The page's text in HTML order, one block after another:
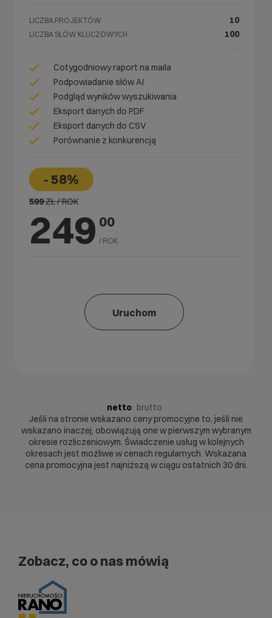
LICZBA PROJEKTÓW 10
LICZBA SŁÓW KLUCZOWYCH 100
Cotygodniowy raport na maila
Podpowiadanie słów AI
Podgląd wyników wyszukiwania
Eksport danych do PDF
Eksport danych do CSV
Porównanie z konkurencją
599ZŁ / ROK
- 58%
249 00
/ ROK
Uruchom
netto brutto
Jeśli na stronie wskazano ceny promocyjne to, jeśli nie
wskazano inaczej, obowiązują one w pierwszym wybranym
okresie rozliczeniowym. Świadczenie usług w kolejnych
okresach jest możliwe w cenach regularnych. Wskazana
cena promocyjna jest najniższą w ciągu ostatnich 30 dni.
Zobacz, co o nas mówią